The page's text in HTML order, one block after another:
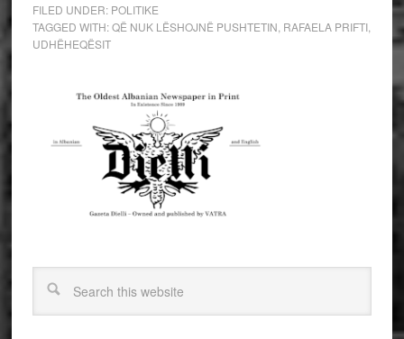
FILED UNDER: POLITIKE
TAGGED WITH:QË NUK LËSHOJNË PUSHTETIN RAFAELA PRIFTI,
UDHËHEQËSIT